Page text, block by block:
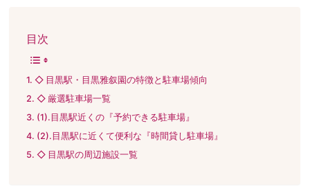
目次
◇ 目黒駅・目黒雅叙園の特徴と駐車場傾向
◇ 厳選駐車場一覧
(1).目黒駅近くの『予約できる駐車場』
(2).目黒駅に近くて便利な『時間貸し駐車場』
◇ 目黒駅の周辺施設一覧